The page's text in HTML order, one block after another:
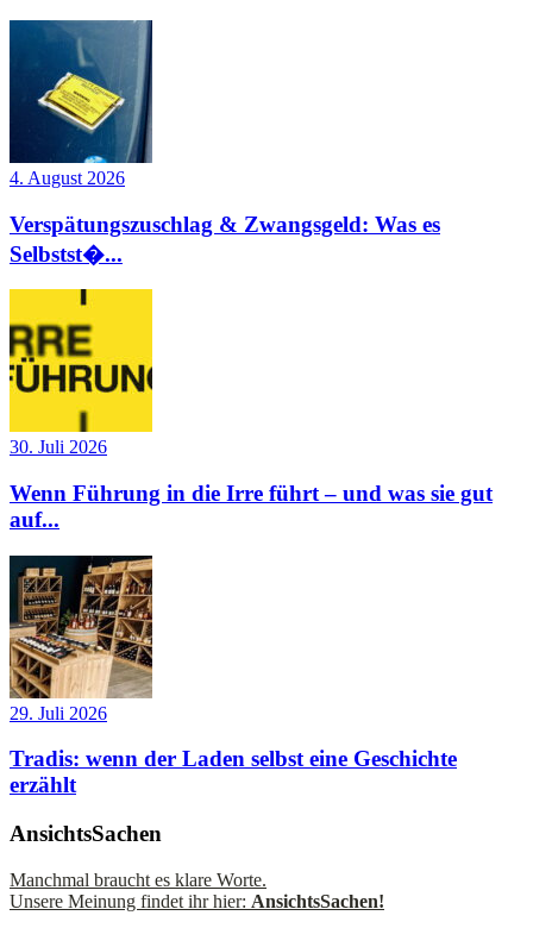
4. August 2026
Verspätungszuschlag & Zwangsgeld: Was es
Selbstst�...
30. Juli 2026
Wenn Führung in die Irre führt – und was sie gut
auf...
29. Juli 2026
Tradis: wenn der Laden selbst eine Geschichte
erzählt
AnsichtsSachen
Manchmal braucht es klare Worte.
Unsere Meinung findet ihr hier: AnsichtsSachen!